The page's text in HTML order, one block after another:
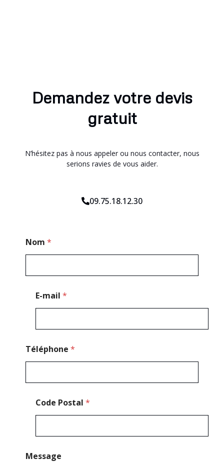
Demandez votre devis
gratuit
N’hésitez pas à nous appeler ou nous contacter, nous
serions ravies de vous aider.
09.75.18.12.30
*
Nom *
E-mail *
Téléphone *
Code Postal *
Message